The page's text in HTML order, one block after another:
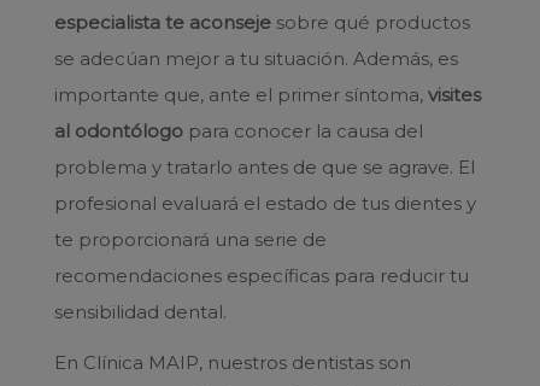
especialista te aconseje sobre qué productos
se adecúan mejor a tu situación. Además, es
importante que, ante el primer síntoma, visites
al odontólogo para conocer la causa del
problema y tratarlo antes de que se agrave. El
profesional evaluará el estado de tus dientes y
te proporcionará una serie de
recomendaciones específicas para reducir tu
sensibilidad dental.
En Clínica MAIP, nuestros dentistas son